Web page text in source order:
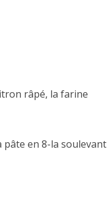
râpé, la farine
pâte en 8-la soulevant